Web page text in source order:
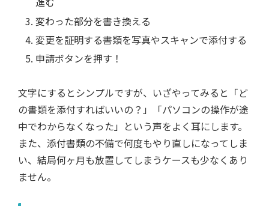
変わった部分を書き換える
変更を証明する書類を写真やスキャンで添付する
申請ボタンを押す！
文字にするとシンプルですが、いざやってみると「ど
の書類を添付すればいいの？」「パソコンの操作が途
中でわからなくなった」という声をよく耳にします。
また、添付書類の不備で何度もやり直しになってしま
い、結局何ヶ月も放置してしまうケースも少なくあり
ません。